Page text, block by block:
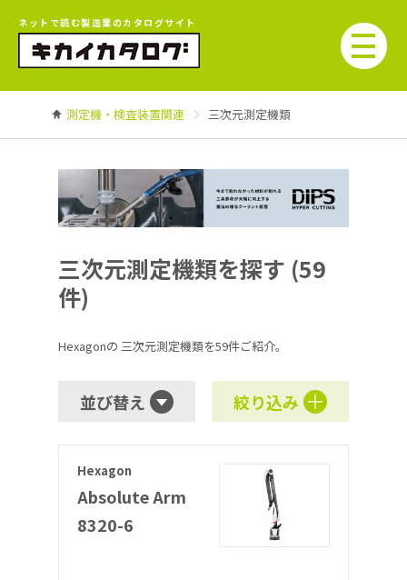
ネットで読む製造業のカタログサイト
測定機・検査装置関連 三次元測定機類
三次元測定機類を探す (59
件)
Hexagonの 三次元測定機類を59件ご紹介。
並び替え 絞り込み
Hexagon
Absolute Arm
8320-6